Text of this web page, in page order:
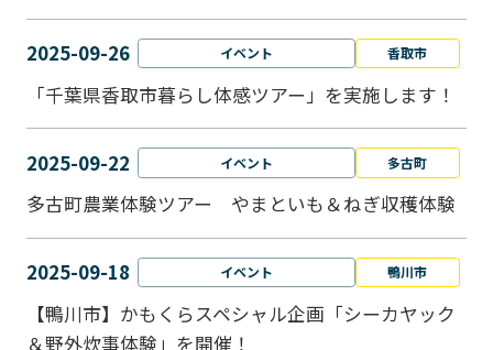
2025-09-26 イベント 香取市
「千葉県香取市暮らし体感ツアー」を実施します！
2025-09-22 イベント 多古町
多古町農業体験ツアー やまといも＆ねぎ収穫体験
2025-09-18 イベント 鴨川市
【鴨川市】かもくらスペシャル企画「シーカヤック
＆野外炊事体験」を開催！